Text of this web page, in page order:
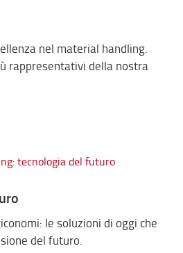
nel material handling.
rappresentativi della nostra
le soluzioni di oggi che
del futuro.